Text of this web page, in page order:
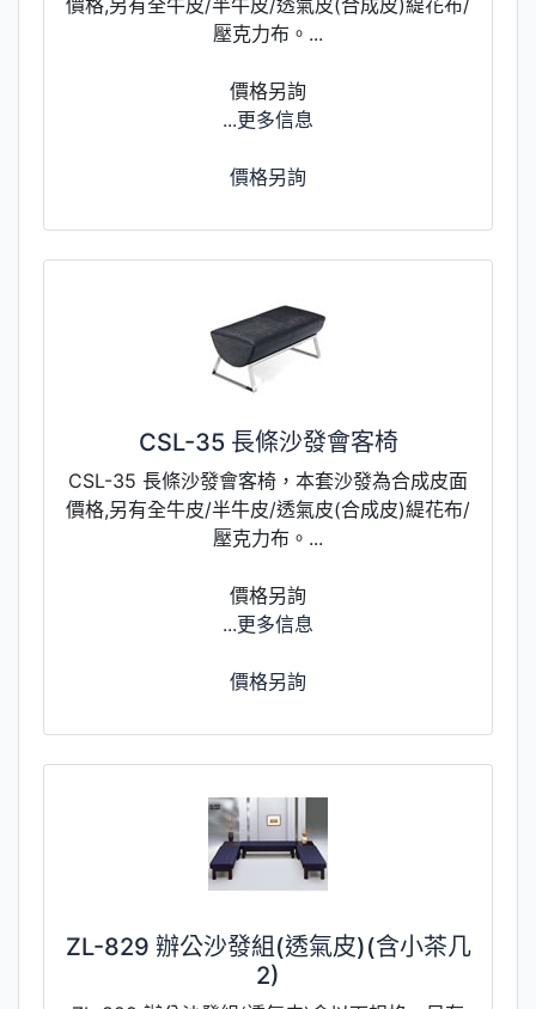
壓克力布。...
價格另詢
...更多信息
價格另詢
CSL-35 長條沙發會客椅
CSL-35 長條沙發會客椅，本套沙發為合成皮面
價格,另有全牛皮/半牛皮/透氣皮(合成皮)緹花布/
壓克力布。...
價格另詢
...更多信息
價格另詢
ZL-829 辦公沙發組(透氣皮)(含小茶几
2)